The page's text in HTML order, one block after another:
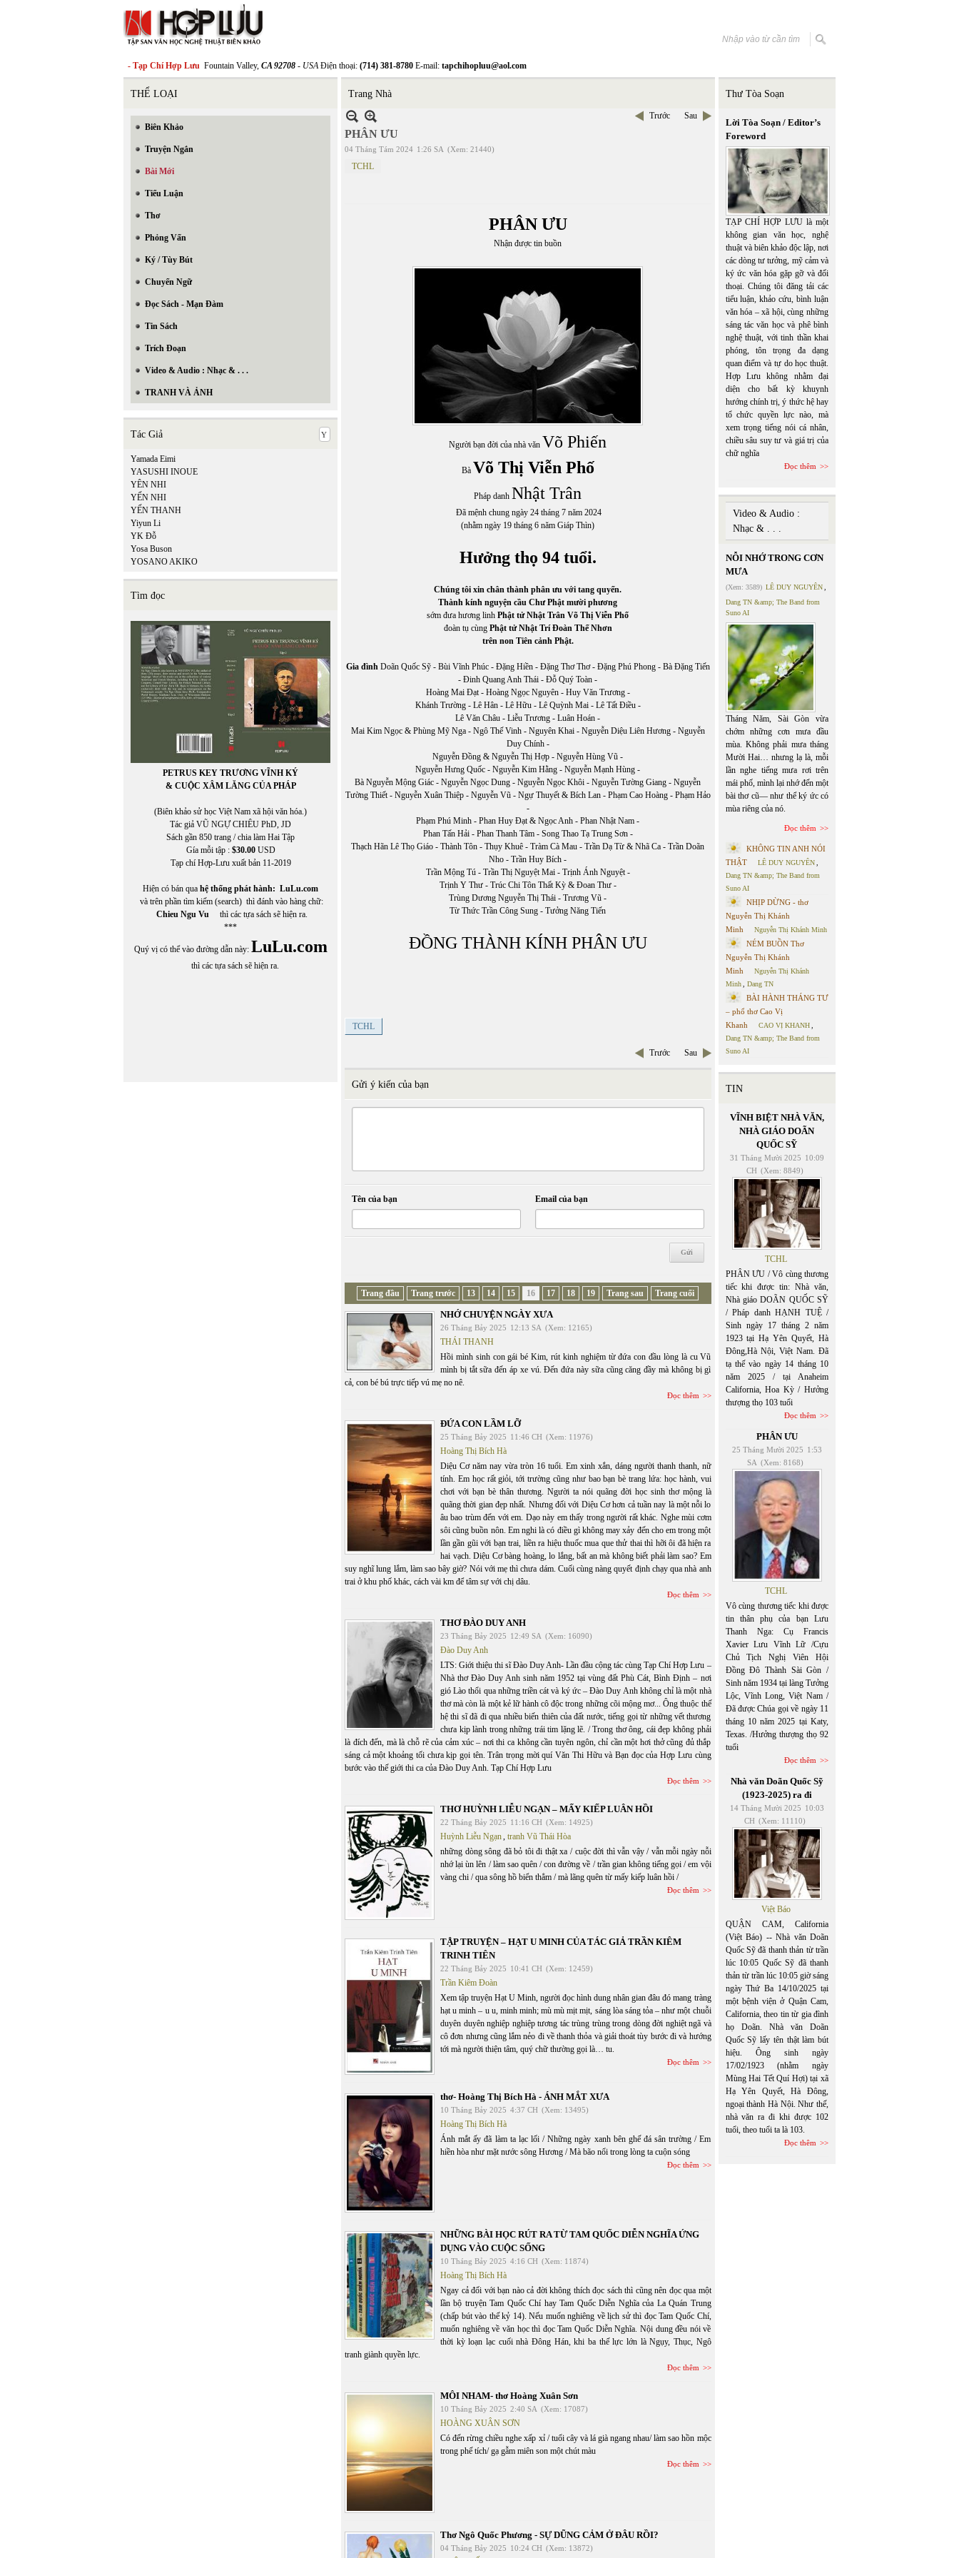
- Tạp Chí Hợp Lưu Fountain Valley, CA 92708 - USAĐiện thoại: (714) 381-8780 E-mail: tapchihopluu@aol.com
THỂ LOẠI
Biên Khảo
Truyện Ngắn
Bài Mới
Tiểu Luận
Thơ
Phỏng Vấn
Ký / Tùy Bút
Chuyển Ngữ
Đọc Sách - Mạn Đàm
Tin Sách
Trích Đoạn
Video & Audio : Nhạc & . . .
TRANH VÀ ẢNH
Tác Giả
Yamada Eimi
YASUSHI INOUE
YÊN NHI
YẾN NHI
YẾN THANH
Yiyun Li
YK Đỗ
Yosa Buson
YOSANO AKIKO
Tìm đọc
PETRUS KEY TRƯƠNG VĨNH KÝ
& CUỘC XÂM LĂNG CỦA PHÁP
(Biên khảo sử học Việt Nam xã hội văn hóa.)
Tác giả VŨ NGỰ CHIÊU PhD, JD
Sách gần 850 trang / chia làm Hai Tập
Gía mỗi tập : $30.00USD
Tạp chí Hợp-Lưu xuất bản 11-2019
Hiện có bán qua hệ thống phát hành: LuLu.com
và trên phần tìm kiếm (search) thì đánh vào hàng chữ:
Chieu Ngu Vu thì các tựa sách sẽ hiện ra.
***
Quý vị có thể vào đường dẫn này: LuLu.com
thì các tựa sách sẽ hiện ra.
Trang Nhà
Trước Sau
PHÂN ƯU
04 Tháng Tám 2024 1:26 SA (Xem: 21440)
TCHL
PHÂN ƯU
Nhận được tin buồn
Người bạn đời của nhà văn Võ Phiến
Bà Võ Thị Viễn Phố
Pháp danhNhật Trân
Đã mệnh chung ngày 24 tháng 7 năm 2024
(nhằm ngày 19 tháng 6 năm Giáp Thìn)
Hưởng thọ 94 tuổi.
Chúng tôi xin chân thành phân ưu với tang quyến.
Thành kính nguyện cầu Chư Phật mười phương
sớm đưa hương linhPhật tử Nhật Trân Võ Thị Viễn Phố
đoàn tụ cùng Phật tử Nhật Trí Đoàn Thế Nhơn
trên non Tiên cảnh Phật.
Gia đìnhDoãn Quốc Sỹ - Bùi Vĩnh Phúc - Đặng Hiền - Đặng Thơ Thơ - Đặng Phú Phong - Bà Đặng Tiến
- Đinh Quang Anh Thái - Đỗ Quý Toàn -
Hoàng Mai Đạt - Hoàng Ngọc Nguyên - Huy Văn Trương -
Khánh Trường - Lê Hân - Lê Hữu - Lê Quỳnh Mai - Lê Tất Điều -
Lê Văn Châu - Liễu Trương - Luân Hoán -
Mai Kim Ngọc & Phùng Mỹ Nga - Ngô Thế Vinh - Nguyên Khai - Nguyễn Diệu Liên Hương - Nguyễn
Duy Chính -
Nguyễn Đồng & Nguyễn Thị Hợp - Nguyễn Hùng Vũ -
Nguyễn Hưng Quốc - Nguyễn Kim Hằng - Nguyễn Mạnh Hùng -
Bà Nguyễn Mộng Giác - Nguyễn Ngọc Dung - Nguyễn Ngọc Khôi - Nguyễn Tường Giang - Nguyễn
Tường Thiết - Nguyễn Xuân Thiệp - Nguyễn Vũ - Ngự Thuyết & Bích Lan - Phạm Cao Hoàng - Phạm Hảo
-
Phạm Phú Minh - Phan Huy Đạt & Ngọc Anh - Phan Nhật Nam -
Phan Tấn Hải - Phan Thanh Tâm - Song Thao Tạ Trung Sơn -
Thạch Hãn Lê Thọ Giáo - Thành Tôn - Thụy Khuê - Tràm Cà Mau - Trần Dạ Từ & Nhã Ca - Trần Doãn
Nho - Trần Huy Bích -
Trần Mộng Tú - Trần Thị Nguyệt Mai - Trịnh Ánh Nguyệt -
Trịnh Y Thư - Trúc Chi Tôn Thất Kỳ & Đoan Thư -
Trùng Dương Nguyễn Thị Thái - Trương Vũ -
Từ Thức Trần Công Sung - Tưởng Năng Tiến
ĐỒNG THÀNH KÍNH PHÂN ƯU
TCHL
Trước Sau
Gửi ý kiến của bạn
Tên của bạn Email của bạn
Trang đầu Trang trước 13 14 15 16 17 18 19 Trang sau Trang cuối
NHỚ CHUYỆN NGÀY XƯA
26 Tháng Bảy 2025 12:13 SA (Xem: 12165)
THÁI THANH
Hồi mình sinh con gái bé Kim, rút kinh nghiệm từ đứa con đầu lòng là cu Vũ
mình bị tắt sữa đến áp xe vú. Đến đứa này sữa cũng căng đầy mà không bị gì
cả, con bé bú trực tiếp vú mẹ no nê.
Đọc thêm
ĐỨA CON LẦM LỠ
25 Tháng Bảy 2025 11:46 CH (Xem: 11976)
Hoàng Thị Bích Hà
Diệu Cơ năm nay vừa tròn 16 tuổi. Em xinh xắn, dáng người thanh thanh, nữ
tính. Em học rất giỏi, tới trường cũng như bao bạn bè trang lứa: học hành, vui
chơi với bạn bè thân thương. Người ta nói quãng đời học sinh thơ mộng là
quãng thời gian đẹp nhất. Nhưng đối với Diệu Cơ hơn cả tuần nay là một nỗi lo
âu bao trùm đến với em. Dạo này em thấy trong người rất khác. Nghe mùi cơm
sôi cũng buồn nôn. Em nghi là có điều gì không may xảy đến cho em trong một
lần gần gũi với bạn trai, liền ra hiệu thuốc mua que thử thai thì hỡi ôi đã hiện ra
hai vạch. Diệu Cơ bàng hoàng, lo lắng, bất an mà không biết phải làm sao? Em
suy nghĩ lung lắm, làm sao bây giờ? Nói với mẹ thì chưa dám. Cuối cùng nàng quyết định chạy qua nhà anh
trai ở khu phố khác, cách vài km để tâm sự với chị dâu.
Đọc thêm
THƠ ĐÀO DUY ANH
23 Tháng Bảy 2025 12:49 SA (Xem: 16090)
Đào Duy Anh
LTS: Giới thiệu thi sĩ Đào Duy Anh- Lần đầu cộng tác cùng Tạp Chí Hợp Lưu –
Nhà thơ Đào Duy Anh sinh năm 1952 tại vùng đất Phù Cát, Bình Định – nơi
gió Lào thổi qua những triền cát và ký ức – Đào Duy Anh không chỉ là một nhà
thơ mà còn là một kẻ lữ hành cô độc trong những cõi mộng mơ... Ông thuộc thế
hệ thi sĩ đã đi qua nhiều biến thiên của đất nước, tiếng gọi từ những vết thương
chưa kịp lành trong những trái tim lặng lẽ. / Trong thơ ông, cái đẹp không phải
là đích đến, mà là chỗ rẽ của cảm xúc – nơi thi ca không cần tuyên ngôn, chỉ cần một hơi thở cũng đủ thắp
sáng cả một khoảng tối chưa kịp gọi tên. Trân trọng mời quí Văn Thi Hữu và Bạn đọc của Hợp Lưu cùng
bước vào thế giới thi ca của Đào Duy Anh. Tạp Chí Hợp Lưu
Đọc thêm
THƠ HUỲNH LIỄU NGẠN – MẤY KIẾP LUÂN HỒI
22 Tháng Bảy 2025 11:16 CH (Xem: 14925)
Huỳnh Liễu Ngạn, tranh Vũ Thái Hòa
những dòng sông đã bỏ tôi đi thật xa / cuộc đời thì vẫn vậy / vẫn mỗi ngày nỗi
nhớ lại ùn lên / làm sao quên / con đường về / trần gian không tiếng gọi / em vội
vàng chi / qua sông hồ biển thẳm / mà lãng quên từ mấy kiếp luân hồi /
Đọc thêm
TẬP TRUYỆN – HẠT U MINH CỦA TÁC GIẢ TRẦN KIÊM
TRINH TIÊN
22 Tháng Bảy 2025 10:41 CH (Xem: 12459)
Trần Kiêm Đoàn
Xem tập truyện Hạt U Minh, người đọc hình dung nhân gian đâu đó mang tràng
hạt u minh – u u, minh minh; mù mù mịt mịt, sáng lòa sáng tỏa – như một chuỗi
duyên duyên nghiệp nghiệp tương tác trùng trùng trong dòng đời nghiệt ngã và
cô đơn nhưng cũng lắm nẻo đi về thanh thỏa và giải thoát tùy bước đi và hướng
tới mà người thiện tâm, quý chữ thường gọi là… tu.
Đọc thêm
thơ- Hoàng Thị Bích Hà - ÁNH MẮT XƯA
10 Tháng Bảy 2025 4:37 CH (Xem: 13495)
Hoàng Thị Bích Hà
Ánh mắt ấy đã làm ta lạc lối / Những ngày xanh bên ghế đá sân trường / Em
hiền hòa như mặt nước sông Hương / Mà bão nổi trong lòng ta cuộn sóng
Đọc thêm
NHỮNG BÀI HỌC RÚT RA TỪ TAM QUỐC DIỄN NGHĨA ỨNG
DỤNG VÀO CUỘC SỐNG
10 Tháng Bảy 2025 4:16 CH (Xem: 11874)
Hoàng Thị Bích Hà
Ngay cả đối với bạn nào cả đời không thích đọc sách thì cũng nên đọc qua một
lần bộ truyện Tam Quốc Chí hay Tam Quốc Diễn Nghĩa của La Quán Trung
(chấp bút vào thế kỷ 14). Nếu muốn nghiêng về lịch sử thì đọc Tam Quốc Chí,
muốn nghiêng về văn học thì đọc Tam Quốc Diễn Nghĩa. Nội dung đều nói về
thời kỳ loạn lạc cuối nhà Đông Hán, khi ba thế lực lớn là Ngụy, Thục, Ngô
tranh giành quyền lực.
Đọc thêm
MÔI NHAM- thơ Hoàng Xuân Sơn
10 Tháng Bảy 2025 2:40 SA (Xem: 17087)
HOÀNG XUÂN SƠN
Có đến rừng chiều nghe xấp xỉ / tuổi cây và lá già ngang nhau/ làm sao hồn mộc
trong phế tích/ gạ gẫm miên son một chút màu
Đọc thêm
Thơ Ngô Quốc Phương - SỰ DŨNG CẢM Ở ĐÂU RỒI?
04 Tháng Bảy 2025 10:24 CH (Xem: 13872)
Thư Tòa Soạn
Lời Tòa Soạn / Editor’s
Foreword
TẠP CHÍ HỢP LƯU là một
không gian văn học, nghệ
thuật và biên khảo độc lập, nơi
các dòng tư tưởng, mỹ cảm và
ký ức văn hóa gặp gỡ và đối
thoại. Chúng tôi đăng tải các
tiểu luận, khảo cứu, bình luận
văn hóa – xã hội, cùng những
sáng tác văn học và phê bình
nghệ thuật, với tinh thần khai
phóng, tôn trọng đa dạng
quan điểm và tự do học thuật.
Hợp Lưu không nhằm đại
diện cho bất kỳ khuynh
hướng chính trị, ý thức hệ hay
tổ chức quyền lực nào, mà
xem trọng tiếng nói cá nhân,
chiều sâu suy tư và giá trị của
chữ nghĩa
Đọc thêm
Video & Audio :
Nhạc & . . .
NỖI NHỚ TRONG CƠN
MƯA
(Xem: 3589) LÊ DUY NGUYÊN
Dang TN &amp; The Band from
Suno AI
Tháng Năm, Sài Gòn vừa
chớm những cơn mưa đầu
mùa. Không phải mưa tháng
Mười Hai… nhưng lạ là, mỗi
lần nghe tiếng mưa rơi trên
mái phố, mình lại nhớ đến một
bài thơ cũ— như thể ký ức có
mùa riêng của nó.
Đọc thêm
KHÔNG TIN ANH NÓI
THẬT
LÊ DUY NGUYÊN
Dang TN &amp; The Band from
Suno AI
NHỊP DỪNG - thơ
Nguyễn Thị Khánh
Minh
Nguyễn Thị Khánh Minh
NÉM BUỒN Thơ
Nguyễn Thị Khánh
Minh
Nguyễn Thị Khánh
Minh
Dang TN
BÀI HÀNH THÁNG TƯ
– phổ thơ Cao Vị
Khanh
CAO VỊ KHANH
Dang TN &amp; The Band from
Suno AI
TIN
VĨNH BIỆT NHÀ VĂN,
NHÀ GIÁO DOÃN
QUỐC SỸ
31 Tháng Mười 2025 10:09
CH (Xem: 8849)
TCHL
PHÂN ƯU / Vô cùng thương
tiếc khi được tin: Nhà văn,
Nhà giáo DOÃN QUỐC SỸ
/ Pháp danh HẠNH TUỆ /
Sinh ngày 17 tháng 2 năm
1923 tại Hạ Yên Quyết, Hà
Đông,Hà Nội, Việt Nam. Đã
tạ thế vào ngày 14 tháng 10
năm 2025 / tại Anaheim
California, Hoa Kỳ / Hưởng
thượng thọ 103 tuổi
Đọc thêm
PHÂN ƯU
25 Tháng Mười 2025 1:53
SA (Xem: 8168)
TCHL
Vô cùng thương tiếc khi được
tin thân phụ của bạn Lưu
Thanh Nga: Cụ Francis
Xavier Lưu Vĩnh Lữ /Cựu
Chủ Tịch Nghị Viên Hội
Đồng Đô Thành Sài Gòn /
Sinh năm 1934 tại làng Tưởng
Lộc, Vĩnh Long, Việt Nam /
Đã được Chúa gọi về ngày 11
tháng 10 năm 2025 tại Katy,
Texas. /Hưởng thượng thọ 92
tuổi
Đọc thêm
Nhà văn Doãn Quốc Sỹ
(1923-2025) ra đi
14 Tháng Mười 2025 10:03
CH (Xem: 11110)
Việt Báo
QUẬN CAM, California
(Việt Báo) -- Nhà văn Doãn
Quốc Sỹ đã thanh thản từ trần
lúc 10:05 Quốc Sỹ đã thanh
thản từ trần lúc 10:05 giờ sáng
ngày Thứ Ba 14/10/2025 tại
một bệnh viện ở Quận Cam,
California, theo tin từ gia đình
họ Doãn. Nhà văn Doãn
Quốc Sỹ lấy tên thật làm bút
hiệu. Ông sinh ngày
17/02/1923 (nhằm ngày
Mùng Hai Tết Quí Hợi) tại xã
Hạ Yên Quyết, Hà Đông,
ngoại thành Hà Nội. Như thế,
nhà văn ra đi khi được 102
tuổi, theo tuổi ta là 103.
Đọc thêm